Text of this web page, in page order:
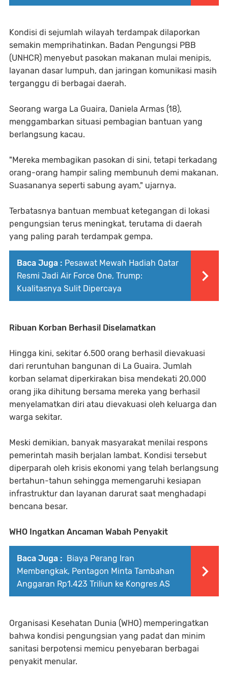
Kondisi di sejumlah wilayah terdampak dilaporkan
semakin memprihatinkan. Badan Pengungsi PBB
(UNHCR) menyebut pasokan makanan mulai menipis,
layanan dasar lumpuh, dan jaringan komunikasi masih
terganggu di berbagai daerah.
Seorang warga La Guaira, Daniela Armas (18),
menggambarkan situasi pembagian bantuan yang
berlangsung kacau.
"Mereka membagikan pasokan di sini, tetapi terkadang
orang-orang hampir saling membunuh demi makanan.
Suasananya seperti sabung ayam," ujarnya.
Terbatasnya bantuan membuat ketegangan di lokasi
pengungsian terus meningkat, terutama di daerah
yang paling parah terdampak gempa.
Baca Juga : Pesawat Mewah Hadiah Qatar
Resmi Jadi Air Force One, Trump:
Kualitasnya Sulit Dipercaya
Ribuan Korban Berhasil Diselamatkan
Hingga kini, sekitar 6.500 orang berhasil dievakuasi
dari reruntuhan bangunan di La Guaira. Jumlah
korban selamat diperkirakan bisa mendekati 20.000
orang jika dihitung bersama mereka yang berhasil
menyelamatkan diri atau dievakuasi oleh keluarga dan
warga sekitar.
Meski demikian, banyak masyarakat menilai respons
pemerintah masih berjalan lambat. Kondisi tersebut
diperparah oleh krisis ekonomi yang telah berlangsung
bertahun-tahun sehingga memengaruhi kesiapan
infrastruktur dan layanan darurat saat menghadapi
bencana besar.
WHO Ingatkan Ancaman Wabah Penyakit
Baca Juga : Biaya Perang Iran
Membengkak, Pentagon Minta Tambahan
Anggaran Rp1.423 Triliun ke Kongres AS
Organisasi Kesehatan Dunia (WHO) memperingatkan
bahwa kondisi pengungsian yang padat dan minim
sanitasi berpotensi memicu penyebaran berbagai
penyakit menular.